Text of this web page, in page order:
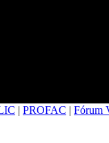
| PROFAC | Fórum